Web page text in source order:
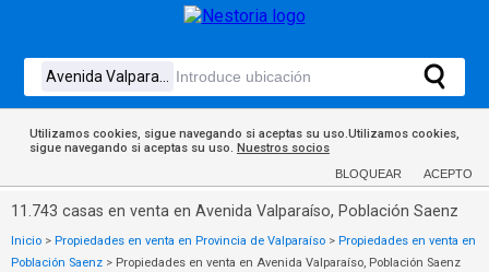
Utilizamos cookies, sigue navegando si aceptas su uso.Utilizamos cookies,
sigue navegando si aceptas su uso. Nuestros socios
BLOQUEAR ACEPTO
11.743 casas en venta en Avenida Valparaíso, Población Saenz
Inicio > Propiedades en venta en Provincia de Valparaíso > Propiedades en venta en
Población Saenz > Propiedades en venta en Avenida Valparaíso, Población Saenz